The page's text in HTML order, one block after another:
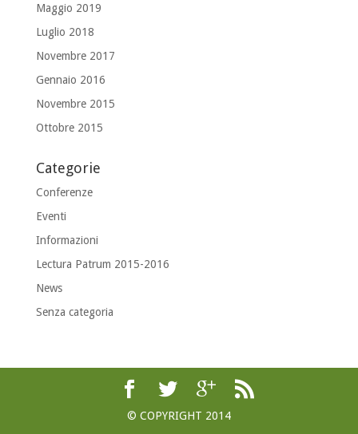
Maggio 2019
Luglio 2018
Novembre 2017
Gennaio 2016
Novembre 2015
Ottobre 2015
Categorie
Conferenze
Eventi
Informazioni
Lectura Patrum 2015-2016
News
Senza categoria
© COPYRIGHT 2014